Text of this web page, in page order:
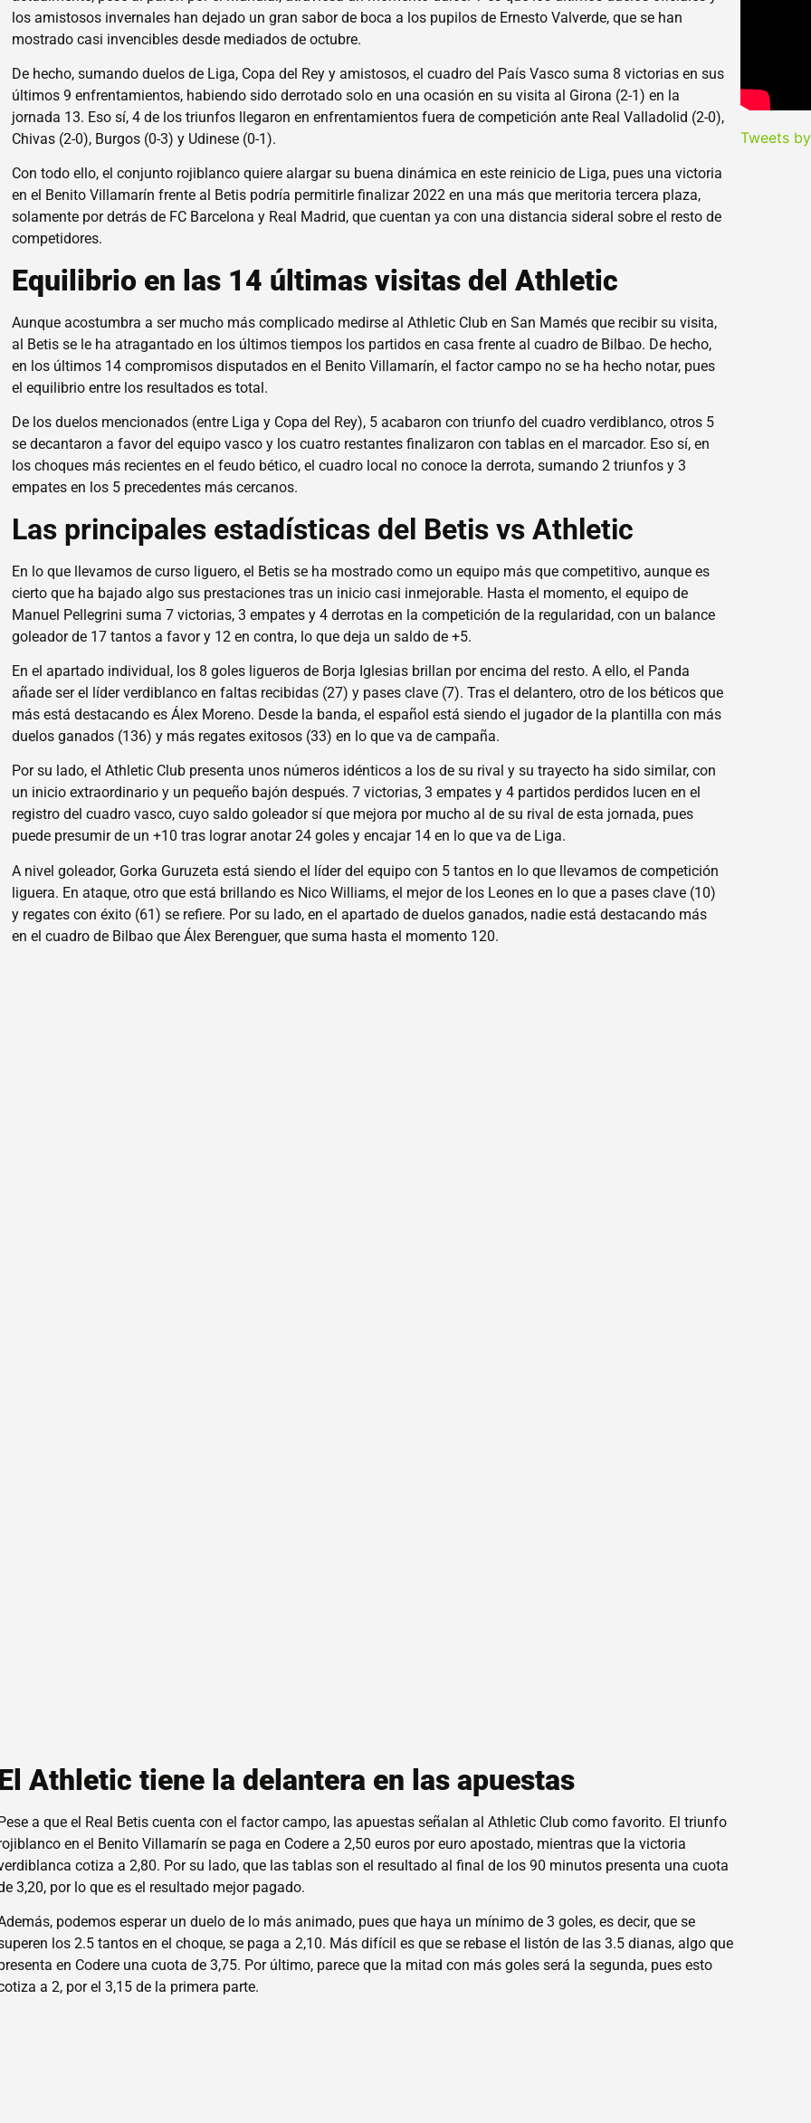
los amistosos invernales han dejado un gran sabor de boca a los pupilos de Ernesto Valverde, que se han
mostrado casi invencibles desde mediados de octubre.
De hecho, sumando duelos de Liga, Copa del Rey y amistosos, el cuadro del País Vasco suma 8 victorias en sus
últimos 9 enfrentamientos, habiendo sido derrotado solo en una ocasión en su visita al Girona (2-1) en la
jornada 13. Eso sí, 4 de los triunfos llegaron en enfrentamientos fuera de competición ante Real Valladolid (2-0),
Chivas (2-0), Burgos (0-3) y Udinese (0-1).
Con todo ello, el conjunto rojiblanco quiere alargar su buena dinámica en este reinicio de Liga, pues una victoria
en el Benito Villamarín frente al Betis podría permitirle finalizar 2022 en una más que meritoria tercera plaza,
solamente por detrás de FC Barcelona y Real Madrid, que cuentan ya con una distancia sideral sobre el resto de
competidores.
Equilibrio en las 14 últimas visitas del Athletic
Aunque acostumbra a ser mucho más complicado medirse al Athletic Club en San Mamés que recibir su visita,
al Betis se le ha atragantado en los últimos tiempos los partidos en casa frente al cuadro de Bilbao. De hecho,
en los últimos 14 compromisos disputados en el Benito Villamarín, el factor campo no se ha hecho notar, pues
el equilibrio entre los resultados es total.
De los duelos mencionados (entre Liga y Copa del Rey), 5 acabaron con triunfo del cuadro verdiblanco, otros 5
se decantaron a favor del equipo vasco y los cuatro restantes finalizaron con tablas en el marcador. Eso sí, en
los choques más recientes en el feudo bético, el cuadro local no conoce la derrota, sumando 2 triunfos y 3
empates en los 5 precedentes más cercanos.
Las principales estadísticas del Betis vs Athletic
En lo que llevamos de curso liguero, el Betis se ha mostrado como un equipo más que competitivo, aunque es
cierto que ha bajado algo sus prestaciones tras un inicio casi inmejorable. Hasta el momento, el equipo de
Manuel Pellegrini suma 7 victorias, 3 empates y 4 derrotas en la competición de la regularidad, con un balance
goleador de 17 tantos a favor y 12 en contra, lo que deja un saldo de +5.
En el apartado individual, los 8 goles ligueros de Borja Iglesias brillan por encima del resto. A ello, el Panda
añade ser el líder verdiblanco en faltas recibidas (27) y pases clave (7). Tras el delantero, otro de los béticos que
más está destacando es Álex Moreno. Desde la banda, el español está siendo el jugador de la plantilla con más
duelos ganados (136) y más regates exitosos (33) en lo que va de campaña.
Por su lado, el Athletic Club presenta unos números idénticos a los de su rival y su trayecto ha sido similar, con
un inicio extraordinario y un pequeño bajón después. 7 victorias, 3 empates y 4 partidos perdidos lucen en el
registro del cuadro vasco, cuyo saldo goleador sí que mejora por mucho al de su rival de esta jornada, pues
puede presumir de un +10 tras lograr anotar 24 goles y encajar 14 en lo que va de Liga.
A nivel goleador, Gorka Guruzeta está siendo el líder del equipo con 5 tantos en lo que llevamos de competición
liguera. En ataque, otro que está brillando es Nico Williams, el mejor de los Leones en lo que a pases clave (10)
y regates con éxito (61) se refiere. Por su lado, en el apartado de duelos ganados, nadie está destacando más
en el cuadro de Bilbao que Álex Berenguer, que suma hasta el momento 120.
Athletic tiene la delantera en las apuestas
a que el Real Betis cuenta con el factor campo, las apuestas señalan al Athletic Club como favorito. El triunfo
en el Benito Villamarín se paga en Codere a 2,50 euros por euro apostado, mientras que la victoria
cotiza a 2,80. Por su lado, que las tablas son el resultado al final de los 90 minutos presenta una cuota
3,20, por lo que es el resultado mejor pagado.
podemos esperar un duelo de lo más animado, pues que haya un mínimo de 3 goles, es decir, que se
los 2.5 tantos en el choque, se paga a 2,10. Más difícil es que se rebase el listón de las 3.5 dianas, algo que
en Codere una cuota de 3,75. Por último, parece que la mitad con más goles será la segunda, pues esto
a 2, por el 3,15 de la primera parte.
Tweets